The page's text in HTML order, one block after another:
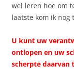
wel leren hoe om
laatste kom ik nog
U kunt uw
ontlopen en uw
scherpte